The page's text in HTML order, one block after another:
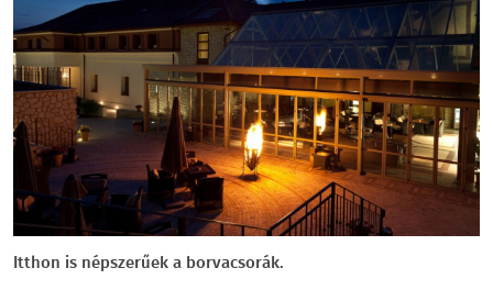
Itthon is népszerűek a borvacsorák.